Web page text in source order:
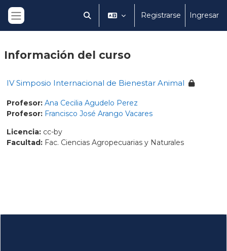
Panel lateral
Selector de búsqueda de entrada
Registrarse Ingresar
Información del curso
IV Simposio Internacional de Bienestar Animal
Profesor: Ana Cecilia Agudelo Perez
Profesor: Francisco José Arango Vacares
Licencia: cc-by
Facultad: Fac. Ciencias Agropecuarias y Naturales
Bloques